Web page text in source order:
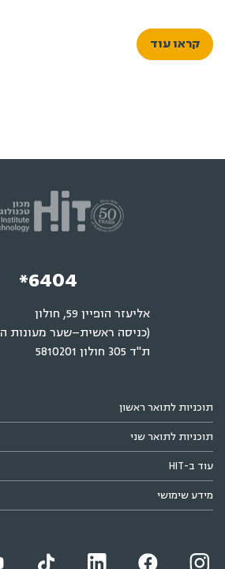
קראו עוד
*6404
אליעזר הופיין 59, חולון
(כניסה ראשית–שער מעונות
ת"ד 305 חולון 5810201
תוכניות לתואר ראשון
תוכניות לתואר שני
עוד ב-HIT
מידע שימושי